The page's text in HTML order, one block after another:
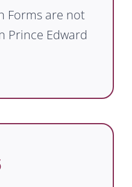
Forms are not
Prince Edward